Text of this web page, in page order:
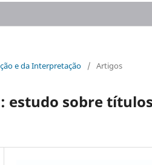
e da Interpretação
/ Artigos
estudo sobre títulos